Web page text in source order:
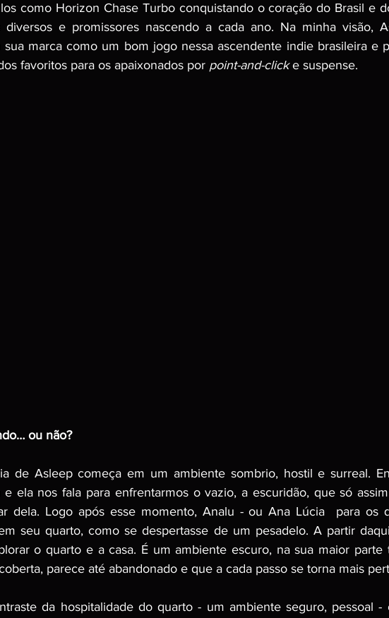
como Horizon Chase Turbo conquistando o coração do Brasil e
diversos e promissores nascendo a cada ano. Na minha visão,
sua marca como um bom jogo nessa ascendente indie brasileira e
favoritos para os apaixonados por point-and-click e suspense.
ou não?
de Asleep começa em um ambiente sombrio, hostil e surreal.
e ela nos fala para enfrentarmos o vazio, a escuridão, que só
dela. Logo após esse momento, Analu - ou Ana Lúcia  para os
seu quarto, como se despertasse de um pesadelo. A partir
o quarto e a casa. É um ambiente escuro, na sua maior parte
parece até abandonado e que a cada passo se torna mais
da hospitalidade do quarto - um ambiente seguro, pessoal